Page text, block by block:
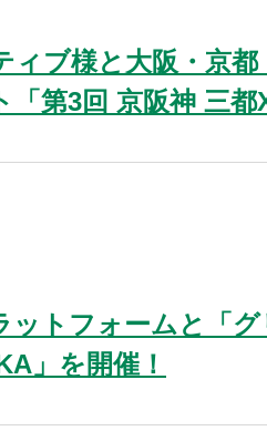
ブ様と大阪・京
第3回 京阪神 三都
トフォームと「
」を開催！